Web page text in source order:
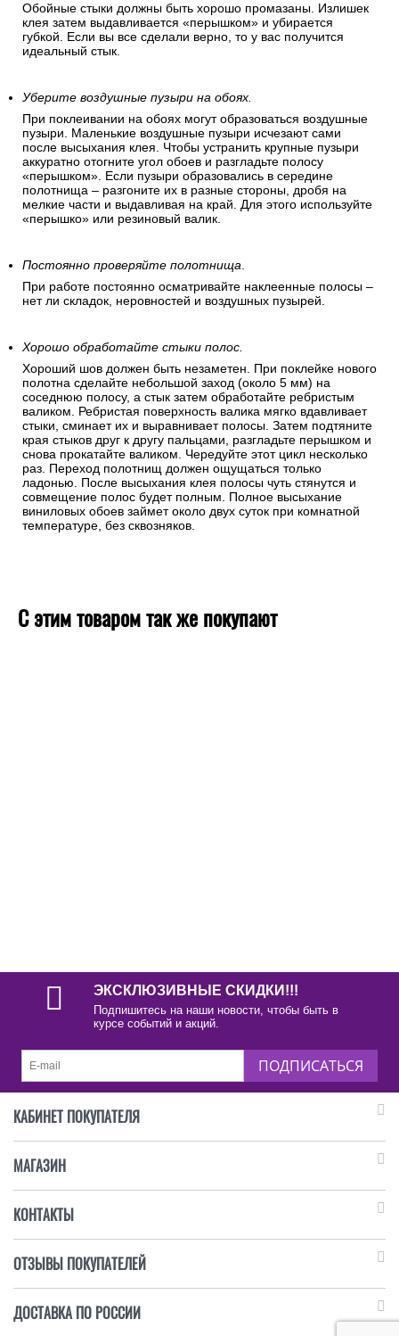
Обойные стыки должны быть хорошо промазаны. Излишек
клея затем выдавливается «перышком» и убирается
губкой. Если вы все сделали верно, то у вас получится
идеальный стык.
Уберите воздушные пузыри на обоях.
При поклеивании на обоях могут образоваться воздушные
пузыри. Маленькие воздушные пузыри исчезают сами
после высыхания клея. Чтобы устранить крупные пузыри
аккуратно отогните угол обоев и разгладьте полосу
«перышком». Если пузыри образовались в середине
полотнища – разгоните их в разные стороны, дробя на
мелкие части и выдавливая на край. Для этого используйте
«перышко» или резиновый валик.
Постоянно проверяйте полотнища.
При работе постоянно осматривайте наклеенные полосы –
нет ли складок, неровностей и воздушных пузырей.
Хорошо обработайте стыки полос.
Хороший шов должен быть незаметен. При поклейке нового
полотна сделайте небольшой заход (около 5 мм) на
соседнюю полосу, а стык затем обработайте ребристым
валиком. Ребристая поверхность валика мягко вдавливает
стыки, сминает их и выравнивает полосы. Затем подтяните
края стыков друг к другу пальцами, разгладьте перышком и
снова прокатайте валиком. Чередуйте этот цикл несколько
раз. Переход полотнищ должен ощущаться только
ладонью. После высыхания клея полосы чуть стянутся и
совмещение полос будет полным. Полное высыхание
виниловых обоев займет около двух суток при комнатной
температуре, без сквозняков.
С этим товаром так же покупают
ЭКСКЛЮЗИВНЫЕ СКИДКИ!!!
Подпишитесь на наши новости, чтобы быть в
курсе событий и акций.
ПОДПИСАТЬСЯ
КАБИНЕТ ПОКУПАТЕЛЯ
МАГАЗИН
КОНТАКТЫ
ОТЗЫВЫ ПОКУПАТЕЛЕЙ
ДОСТАВКА ПО РОССИИ